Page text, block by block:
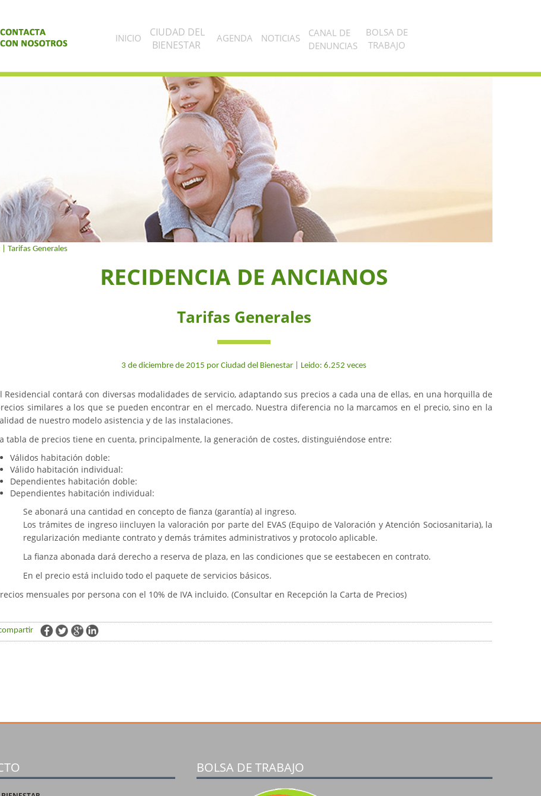
INICIO
CIUDAD DEL
BIENESTAR
AGENDA NOTICIAS
CANAL DE
DENUNCIAS
BOLSA DE
TRABAJO
Tarifas Generales
RECIDENCIA DE ANCIANOS
Tarifas Generales
3 de diciembre de 2015 por Ciudad del Bienestar | Leido: 6.252 veces
Residencial contará con diversas modalidades de servicio, adaptando sus precios a cada una de ellas, en una horquilla de
similares a los que se pueden encontrar en el mercado. Nuestra diferencia no la marcamos en el precio, sino en la
de nuestro modelo asistencia y de las instalaciones.
tabla de precios tiene en cuenta, principalmente, la generación de costes, distinguiéndose entre:
Válidos habitación doble:
Válido habitación individual:
Dependientes habitación doble:
Dependientes habitación individual:
Se abonará una cantidad en concepto de fianza (garantía) al ingreso.
Los trámites de ingreso iincluyen la valoración por parte del EVAS (Equipo de Valoración y Atención Sociosanitaria), la
regularización mediante contrato y demás trámites administrativos y protocolo aplicable.
La fianza abonada dará derecho a reserva de plaza, en las condiciones que se eestabecen en contrato.
En el precio está incluido todo el paquete de servicios básicos.
mensuales por persona con el 10% de IVA incluido. (Consultar en Recepción la Carta de Precios)
BOLSA DE TRABAJO